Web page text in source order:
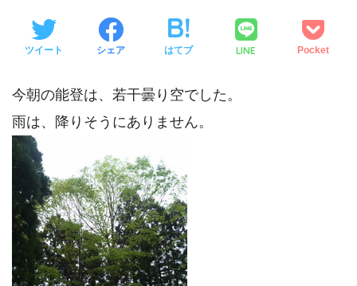
ツイート シェア はてブ LINE Pocket
今朝の能登は、若干曇り空でした。
雨は、降りそうにありません。